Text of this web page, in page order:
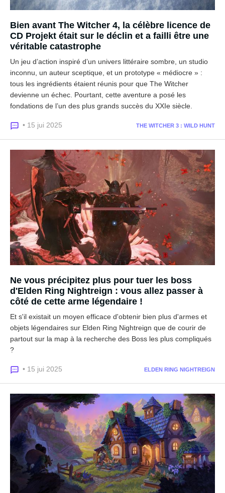
Bien avant The Witcher 4, la célèbre licence de
CD Projekt était sur le déclin et a failli être une
véritable catastrophe
Un jeu d’action inspiré d’un univers littéraire sombre, un studio
inconnu, un auteur sceptique, et un prototype « médiocre » :
tous les ingrédients étaient réunis pour que The Witcher
devienne un échec. Pourtant, cette aventure a posé les
fondations de l’un des plus grands succès du XXIe siècle.
• 15 jui 2025 THE WITCHER 3 : WILD HUNT
Ne vous précipitez plus pour tuer les boss
d'Elden Ring Nightreign : vous allez passer à
côté de cette arme légendaire !
Et s'il existait un moyen efficace d'obtenir bien plus d'armes et
objets légendaires sur Elden Ring Nightreign que de courir de
partout sur la map à la recherche des Boss les plus compliqués
?
• 15 jui 2025 ELDEN RING NIGHTREIGN